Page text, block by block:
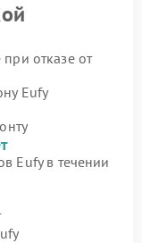
отказе от
Eufy
Eufy в течении